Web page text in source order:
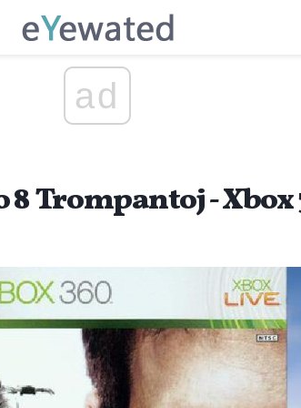
ad
Trompantoj - Xbox